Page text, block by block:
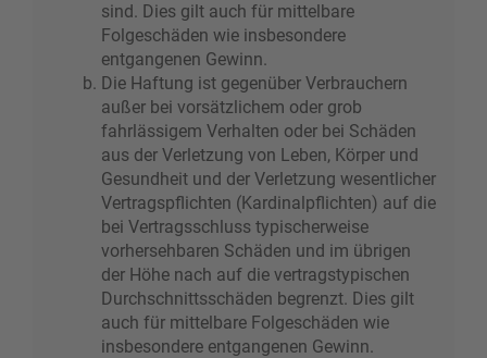
sind. Dies gilt auch für mittelbare
Folgeschäden wie insbesondere
entgangenen Gewinn.
Die Haftung ist gegenüber Verbrauchern
außer bei vorsätzlichem oder grob
fahrlässigem Verhalten oder bei Schäden
aus der Verletzung von Leben, Körper und
Gesundheit und der Verletzung wesentlicher
Vertragspflichten (Kardinalpflichten) auf die
bei Vertragsschluss typischerweise
vorhersehbaren Schäden und im übrigen
der Höhe nach auf die vertragstypischen
Durchschnittsschäden begrenzt. Dies gilt
auch für mittelbare Folgeschäden wie
insbesondere entgangenen Gewinn.